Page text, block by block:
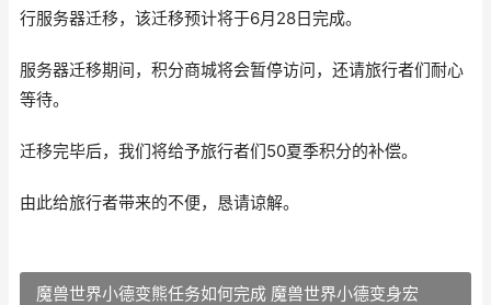
行服务器迁移，该迁移预计将于6月28日完成。
服务器迁移期间，积分商城将会暂停访问，还请旅行者们耐心
等待。
迁移完毕后，我们将给予旅行者们50夏季积分的补偿。
由此给旅行者带来的不便，恳请谅解。
魔兽世界小德变熊任务如何完成 魔兽世界小德变身宏